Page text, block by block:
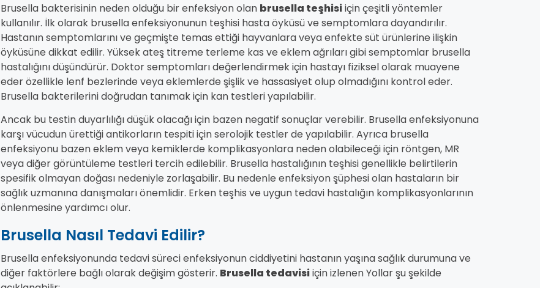
Brusella bakterisinin neden olduğu bir enfeksiyon olan brusella teşhisiiçin çeşitli yöntemler
kullanılır. İlk olarak brusella enfeksiyonunun teşhisi hasta öyküsü ve semptomlara dayandırılır.
Hastanın semptomlarını ve geçmişte temas ettiği hayvanlara veya enfekte süt ürünlerine ilişkin
öyküsüne dikkat edilir. Yüksek ateş titreme terleme kas ve eklem ağrıları gibi semptomlar brusella
hastalığını düşündürür. Doktor semptomları değerlendirmek için hastayı fiziksel olarak muayene
eder özellikle lenf bezlerinde veya eklemlerde şişlik ve hassasiyet olup olmadığını kontrol eder.
Brusella bakterilerini doğrudan tanımak için kan testleri yapılabilir.
Ancak bu testin duyarlılığı düşük olacağı için bazen negatif sonuçlar verebilir. Brusella enfeksiyonuna
karşı vücudun ürettiği antikorların tespiti için serolojik testler de yapılabilir. Ayrıca brusella
enfeksiyonu bazen eklem veya kemiklerde komplikasyonlara neden olabileceği için röntgen, MR
veya diğer görüntüleme testleri tercih edilebilir. Brusella hastalığının teşhisi genellikle belirtilerin
spesifik olmayan doğası nedeniyle zorlaşabilir. Bu nedenle enfeksiyon şüphesi olan hastaların bir
sağlık uzmanına danışmaları önemlidir. Erken teşhis ve uygun tedavi hastalığın komplikasyonlarının
önlenmesine yardımcı olur.
Brusella Nasıl Tedavi Edilir?
Brusella enfeksiyonunda tedavi süreci enfeksiyonun ciddiyetini hastanın yaşına sağlık durumuna ve
diğer faktörlere bağlı olarak değişim gösterir. Brusella tedavisiiçin izlenen Yollar şu şekilde